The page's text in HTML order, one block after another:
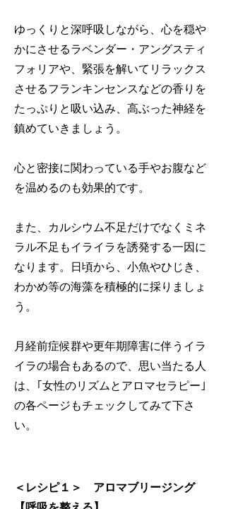
ゆっくりと深呼吸しながら、心を穏や
かにさせるラベンダー・アングスティ
フォリアや、緊張を解いてリラックス
させるフランキンセンスなどの香りを
たっぷりと吸い込み、高ぶった神経を
鎮めていきましょう。
心と密接に関わっている手やお腹など
を温めるのも効果的です。
また、カルシウム不足だけでなくミネ
ラル不足もイライラを誘発する一因に
なります。日頃から、小魚やひじき、
わかめ等の海藻を積極的に採りましょ
う。
月経前症候群や更年期障害に伴うイラ
イラの場合もあるので、思い当たる人
は、｢女性のリズムとアロマセラピー｣
の各ページもチェックしてみて下さ
い。
＜レシピ１＞ アロマブリージング